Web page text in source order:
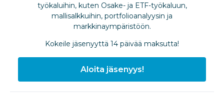
työkaluihin, kuten Osake- ja ETF-työkaluun,
mallisalkkuihin, portfolioanalyysin ja
markkinaympäristöön.
Kokeile jäsenyyttä 14 päivää maksutta!
Aloita jäsenyys!